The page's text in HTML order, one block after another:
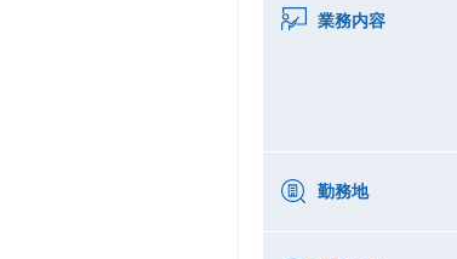
業務内容
勤務地